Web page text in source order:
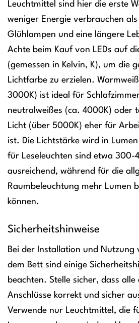
Leuchtmittel sind hier die erste
weniger Energie verbrauchen
Glühlampen und eine längere
Achte beim Kauf von LEDs auf
(gemessen in Kelvin, K), um die
Lichtfarbe zu erzielen.
3000K) ist ideal für
neutralweißes (ca. 4000K) oder
Licht (über 5000K) eher für
ist. Die Lichtstärke wird in
für Leseleuchten sind etwa 300-
ausreichend, während für die
Raumbeleuchtung mehr Lumen
können.
Sicherheitshinweise
Bei der Installation und Nutzung
dem Bett sind einige
beachten. Stelle sicher, dass alle
Anschlüsse korrekt und sicher
Verwende nur Leuchtmittel, die